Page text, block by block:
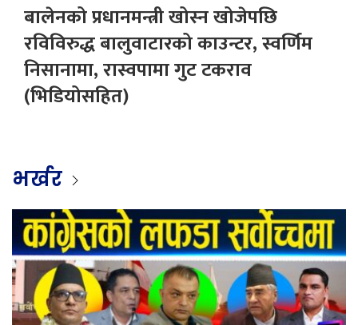
बालेनको प्रधानमन्त्री खोस्न खोजेपछि
रविविरुद्ध बालुवाटारको काउन्टर, स्वर्णिम
निसानामा, रास्वपामा गुट टकराव
(भिडियोसहित)
भर्खर